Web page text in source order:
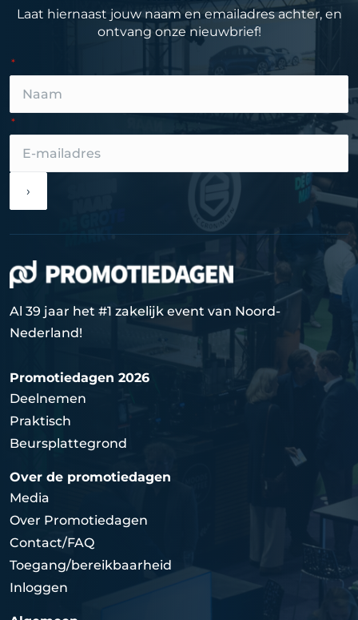
Laat hiernaast jouw naam en emailadres achter, en
ontvang onze nieuwbrief!
›
Al 39 jaar het #1 zakelijk event van Noord-
Nederland!
Promotiedagen 2026
Deelnemen
Praktisch
Beursplattegrond
Over de promotiedagen
Media
Over Promotiedagen
Contact/FAQ
Toegang/bereikbaarheid
Inloggen